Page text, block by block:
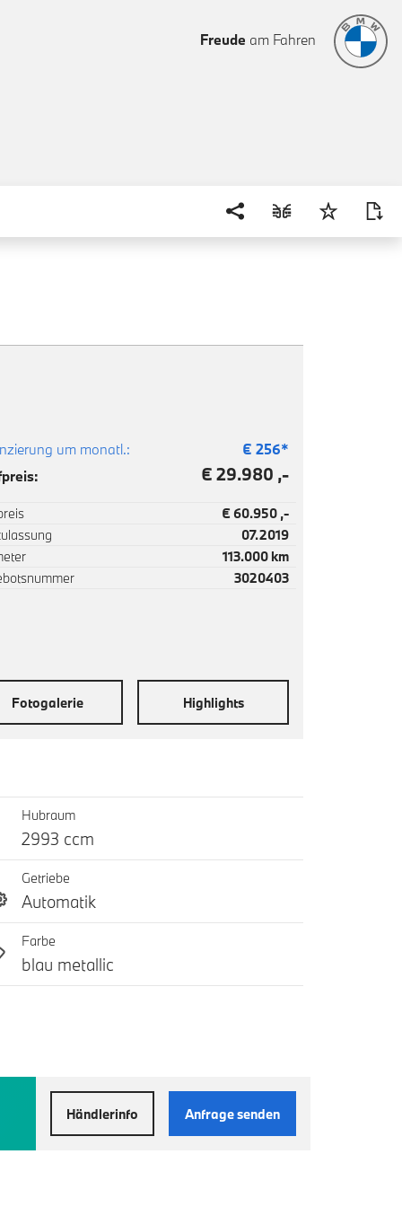
Freude am Fahren
um monatl.: € 256*
€ 29.980 ,-
€ 60.950 ,-
07.2019
113.000 km
3020403
Fotogalerie Highlights
Hubraum
2993 ccm
Getriebe
Automatik
Farbe
blau metallic
Händlerinfo Anfrage senden